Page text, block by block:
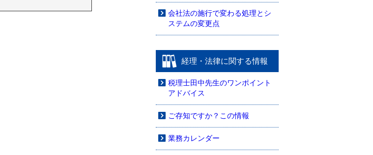
会社法の施行で変わる処理とシ
ステムの変更点
経理・法律に関する情報
税理士田中先生のワンポイント
アドバイス
ご存知ですか？この情報
業務カレンダー